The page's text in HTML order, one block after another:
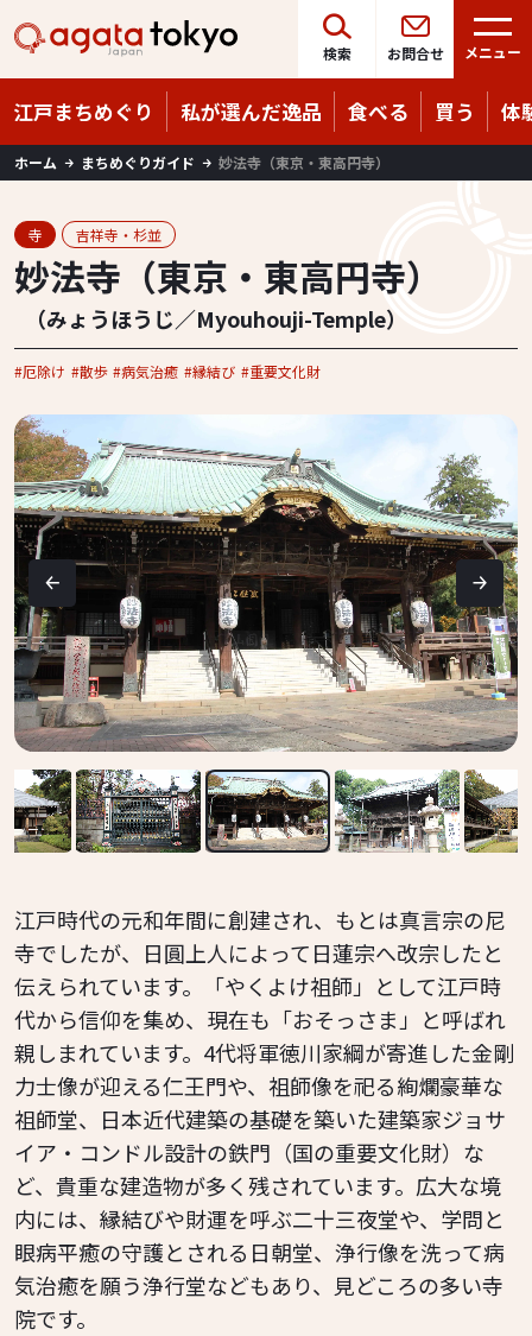
検索 お問合せ メニュー
江戸まちめぐり 私が選んだ逸品 食べる 買う 体
08/08（土）
Language
ホーム まちめぐりガイド 妙法寺（東京・東高円寺）
寺 吉祥寺・杉並
妙法寺（東京・東高円寺）
（みょうほうじ／Myouhouji-Temple）
厄除け 散歩 病気治癒 縁結び 重要文化財
江戸時代の元和年間に創建され、もとは真言宗の尼
寺でしたが、日圓上人によって日蓮宗へ改宗したと
伝えられています。「やくよけ祖師」として江戸時
代から信仰を集め、現在も「おそっさま」と呼ばれ
親しまれています。4代将軍徳川家綱が寄進した金剛
力士像が迎える仁王門や、祖師像を祀る絢爛豪華な
祖師堂、日本近代建築の基礎を築いた建築家ジョサ
イア・コンドル設計の鉄門（国の重要文化財）な
ど、貴重な建造物が多く残されています。広大な境
内には、縁結びや財運を呼ぶ二十三夜堂や、学問と
眼病平癒の守護とされる日朝堂、浄行像を洗って病
気治癒を願う浄行堂などもあり、見どころの多い寺
院です。